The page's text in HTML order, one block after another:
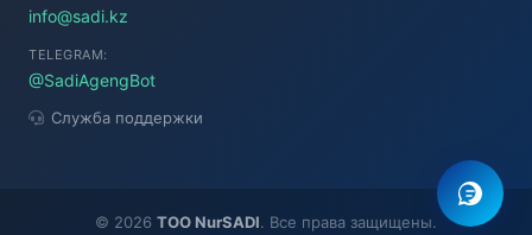
info@sadi.kz
TELEGRAM:
@SadiAgengBot
Служба поддержки
© 2026 TOO NurSADI. Все права защищены.